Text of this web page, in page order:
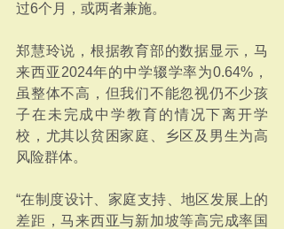
过6个月，或两者兼施。
郑慧玲说，根据教育部的数据显示，马
来西亚2024年的中学辍学率为0.64%，
虽整体不高，但我们不能忽视仍不少孩
子在未完成中学教育的情况下离开学
校，尤其以贫困家庭、乡区及男生为高
风险群体。
“在制度设计、家庭支持、地区发展上的
差距，马来西亚与新加坡等高完成率国